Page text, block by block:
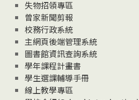
失物招領專區
曾家新聞剪報
校務行政系統
主網頁後端管理系統
圖書館資訊查詢系統
學年課程計畫書
學生選課輔導手冊
線上教學專區